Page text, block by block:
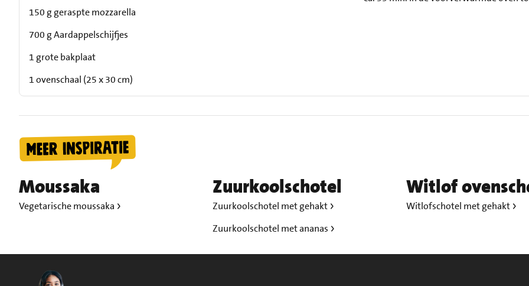
150 g geraspte mozzarella
700 g Aardappelschijfjes
1 grote bakplaat
1 ovenschaal (25 x 30 cm)
Moussaka
Vegetarische moussaka
Zuurkoolschotel
Zuurkoolschotel met gehakt
Zuurkoolschotel met ananas
Witlof
Witlofschotel met gehakt